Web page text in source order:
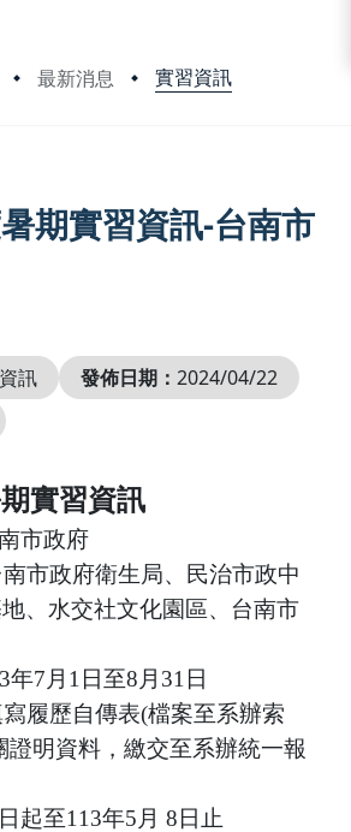
最新消息 實習資訊
期實習資訊-台南市
訊 發佈日期： 2024/04/22
實習資訊
市政府
市政府衛生局、民治市政中
、水交社文化園區、台南市
年7月1日至8月31日
履歷自傳表(檔案至系辦索
證明資料，繳交至系辦統一報
起至113年5月 8日止